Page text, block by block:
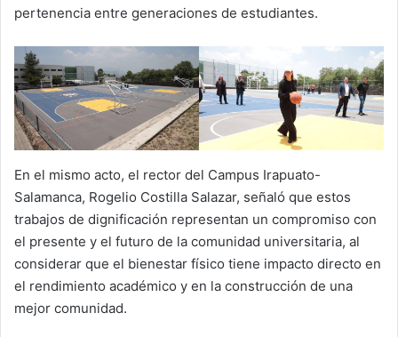
pertenencia entre generaciones de estudiantes.
En el mismo acto, el rector del Campus Irapuato-
Salamanca, Rogelio Costilla Salazar, señaló que estos
trabajos de dignificación representan un compromiso con
el presente y el futuro de la comunidad universitaria, al
considerar que el bienestar físico tiene impacto directo en
el rendimiento académico y en la construcción de una
mejor comunidad.